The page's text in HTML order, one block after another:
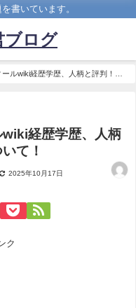
書いています。
ブログ
ルwiki経歴学歴、人柄と評判！結
経歴学歴、人柄
て！
2025年10月17日
ク